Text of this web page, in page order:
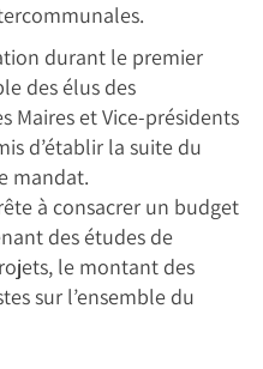
durant le premier
des élus des
Maires et Vice-présidents
d’établir la suite du
mandat.
à consacrer un budget
des études de
le montant des
sur l’ensemble du